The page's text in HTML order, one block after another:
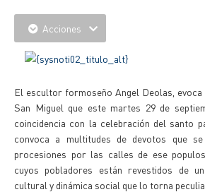
Acciones
El escultor formoseño Angel Deolas,
San Miguel que este martes 29 de
coincidencia con la celebración del santo
convoca a multitudes de devotos que
procesiones por las calles de ese
cuyos pobladores están revestidos de
cultural y dinámica social que lo torna